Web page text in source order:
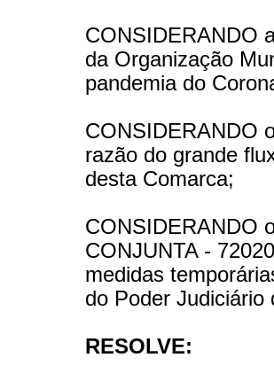
CONSIDERANDO
da Organização
pandemia do
CONSIDERANDO
razão do grande
desta Comarca;
CONSIDERANDO
CONJUNTA -
medidas
do Poder Judiciário
RESOLVE: